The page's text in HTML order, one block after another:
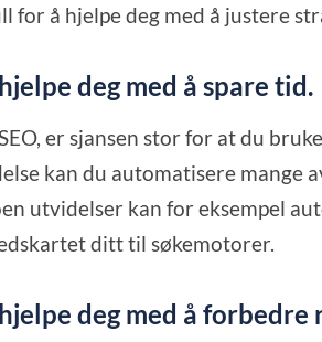
for å hjelpe deg med å justere
deg med å spare tid.
er sjansen stor for at du
kan du automatisere mange
utvidelser kan for eksempel
ditt til søkemotorer.
deg med å forbedre